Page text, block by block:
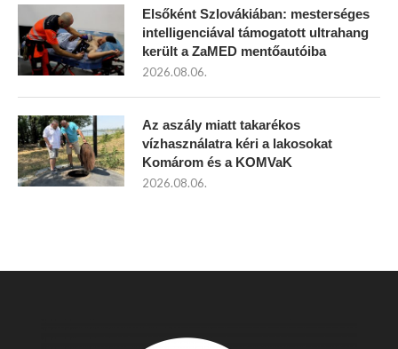
Elsőként Szlovákiában: mesterséges
intelligenciával támogatott ultrahang
került a ZaMED mentőautóiba
2026.08.06.
Az aszály miatt takarékos
vízhasználatra kéri a lakosokat
Komárom és a KOMVaK
2026.08.06.